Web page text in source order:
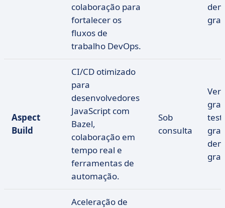
colaboração para
fortalecer os
fluxos de
trabalho DevOps.
Aspect
Build
CI/CD otimizado
para
desenvolvedores
JavaScript com
Bazel,
colaboração em
tempo real e
ferramentas de
automação.
Sob
consulta
Aceleração de